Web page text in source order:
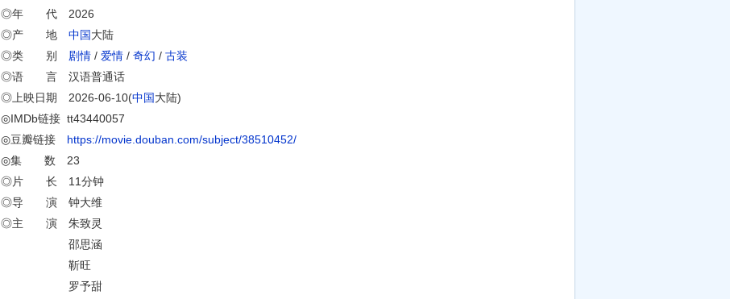
◎年 代 2026
◎产 地 中国大陆
◎类 别 剧情 / 爱情 / 奇幻 / 古装
◎语 言 汉语普通话
◎上映日期 2026-06-10(中国大陆)
◎IMDb链接 tt43440057
◎豆瓣链接 https://movie.douban.com/subject/38510452/
◎集 数 23
◎片 长 11分钟
◎导 演 钟大维
◎主 演 朱致灵
邵思涵
靳旺
罗予甜